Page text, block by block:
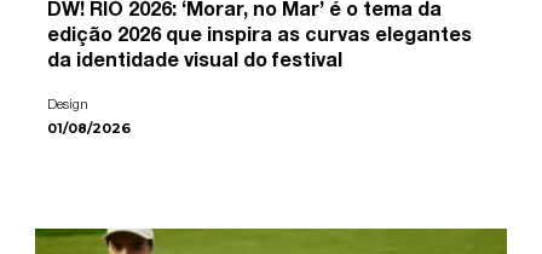
DW! RIO 2026: ‘Morar, no Mar’ é o tema da
edição 2026 que inspira as curvas elegantes
da identidade visual do festival
Design
01/08/2026